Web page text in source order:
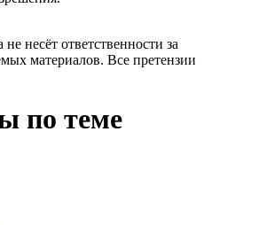
несёт ответственности за
материалов. Все претензии
по теме